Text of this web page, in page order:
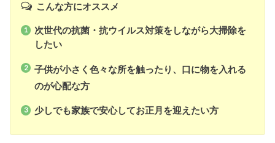
こんな方にオススメ
次世代の抗菌・抗ウイルス対策をしながら大掃除を
したい
子供が小さく色々な所を触ったり、口に物を入れる
のが心配な方
少しでも家族で安心してお正月を迎えたい方